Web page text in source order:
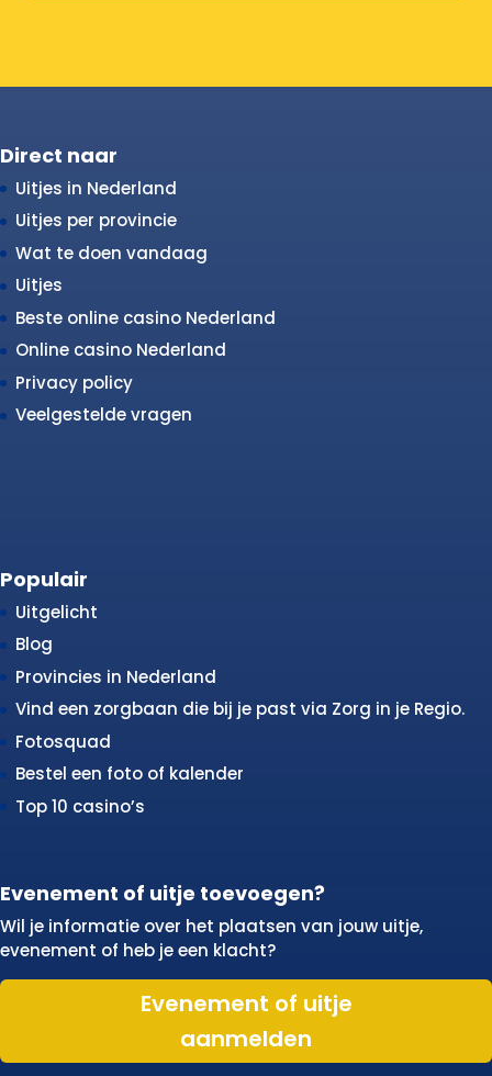
Direct naar
Uitjes in Nederland
Uitjes per provincie
Wat te doen vandaag
Uitjes
Beste online casino Nederland
Online casino Nederland
Privacy policy
Veelgestelde vragen
Populair
Uitgelicht
Blog
Provincies in Nederland
Vind een zorgbaan die bij je past via Zorg in je Regio.
Fotosquad
Bestel een foto of kalender
Top 10 casino’s
Evenement of uitje toevoegen?
Wil je informatie over het plaatsen van jouw uitje,
evenement of heb je een klacht?
Evenement of uitje
aanmelden